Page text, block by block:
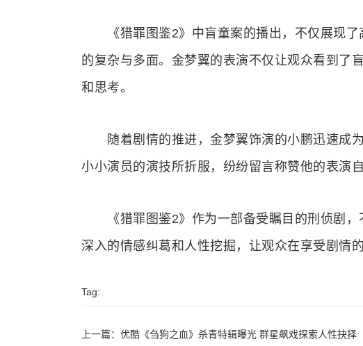
《猎罪图鉴2》中盲童案的播出，不仅展现了
的复杂与多面。金梦翼的表演不仅让观众看到了
和思考。
随着剧情的推进，金梦翼饰演的小鹏迅速成为
小小演员的演技所折服，纷纷留言称赞他的表演
《猎罪图鉴2》作为一部备受瞩目的刑侦剧，
深入的情感纠葛和人性挖掘，让观众在享受剧情
Tag:
上一篇： 优酷《刍狗之血》杀青特辑曝光 群星飙戏探索人性抉择